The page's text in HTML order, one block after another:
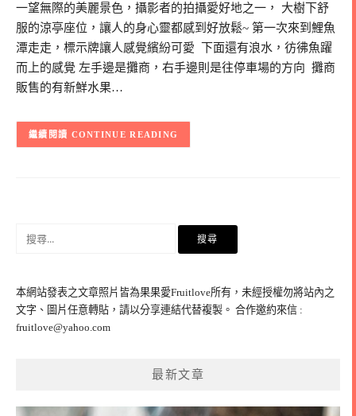
一望無際的美麗景色，攝影者的拍攝愛好地之一， 大樹下舒
服的涼亭座位，讓人的身心靈都感到好放鬆~ 第一次來到鯉魚
潭走走，標示牌讓人感覺繽紛可愛 下面還有浪水，彷彿魚躍
而上的感覺 左手邊是攤商，右手邊則是往停車場的方向 攤商
販售的有新鮮水果…
CONTINUE READING
字:
本網站發表之文章照片皆為果果愛Fruitlove所有，未經授權勿將站內之
文字、圖片任意轉貼，請以分享連結代替複製。 合作邀約來信 :
fruitlove@yahoo.com
最新文章